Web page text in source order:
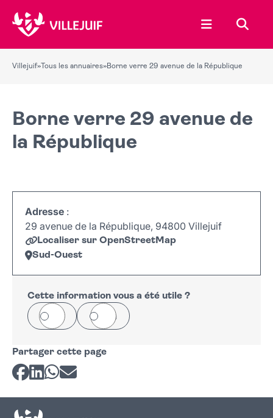
Ouvrir le
Villejuif» Tous les annuaires»Borne verre 29 avenue de la République
Borne verre 29 avenue de
la République
Adresse :
29 avenue de la République, 94800 Villejuif
Localiser sur OpenStreetMap
Sud-Ouest
+
−
Cette information vous a été utile ?
Oui Non
Partager cette page
Partager sur Facebook
Partager sur LinkedIn
Partager sur Whatsapp
Partager par courriel